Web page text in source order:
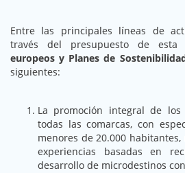
Entre las principales líneas de
través del presupuesto de esta
europeos y Planes de
siguientes:
La promoción integral de
todas las comarcas, con
menores de 20.000
experiencias basadas en
desarrollo de microdestinos